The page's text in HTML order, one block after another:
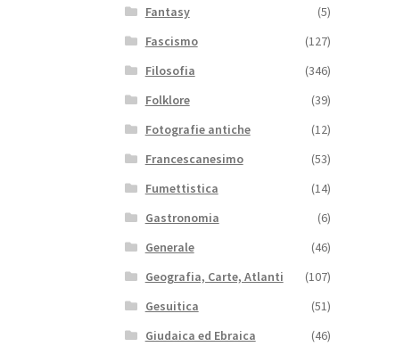
Fantasy
(5)
Fascismo
(127)
Filosofia
(346)
Folklore
(39)
Fotografie antiche
(12)
Francescanesimo
(53)
Fumettistica
(14)
Gastronomia
(6)
Generale
(46)
Geografia, Carte, Atlanti
(107)
Gesuitica
(51)
Giudaica ed Ebraica
(46)